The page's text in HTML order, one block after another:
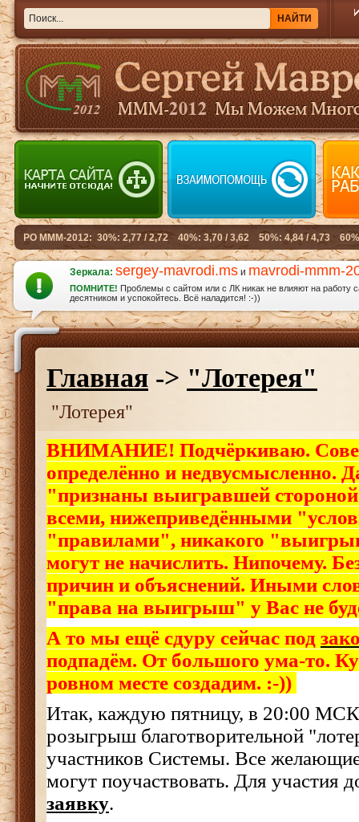
Зеркала: sergey-mavrodi.ms и mavrodi-mmm-
ПОМНИТЕ! Проблемы с сайтом или с ЛК никак не влияют на работу
десятником и успокойтесь. Всё наладится! :-))
Главная -> "Лотерея"
"Лотерея"
ВНИМАНИЕ! Подчёркиваю.
определённо и недвусмысленно.
"признаны выигравшей
всеми, нижеприведёнными
"правилами", никакого
могут не начислить. Нипочему.
причин и объяснений. Иными
"права на выигрыш" у Вас не
А то мы ещё сдуру сейчас под
подпадём. От большого ума-то.
ровном месте создадим. :-))
Итак, каждую пятницу, в 20:00
розыгрыш благотворительной
участников Системы. Все
могут поучаствовать. Для участия
заявку.